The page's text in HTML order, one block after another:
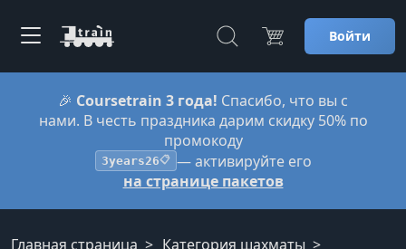
Войти
🎉 Coursetrain 3 года! Спасибо, что вы с
нами. В честь праздника дарим скидку 50% по
промокоду
3years26📋 — активируйте его
на странице пакетов
Главная страница
Категория шахматы